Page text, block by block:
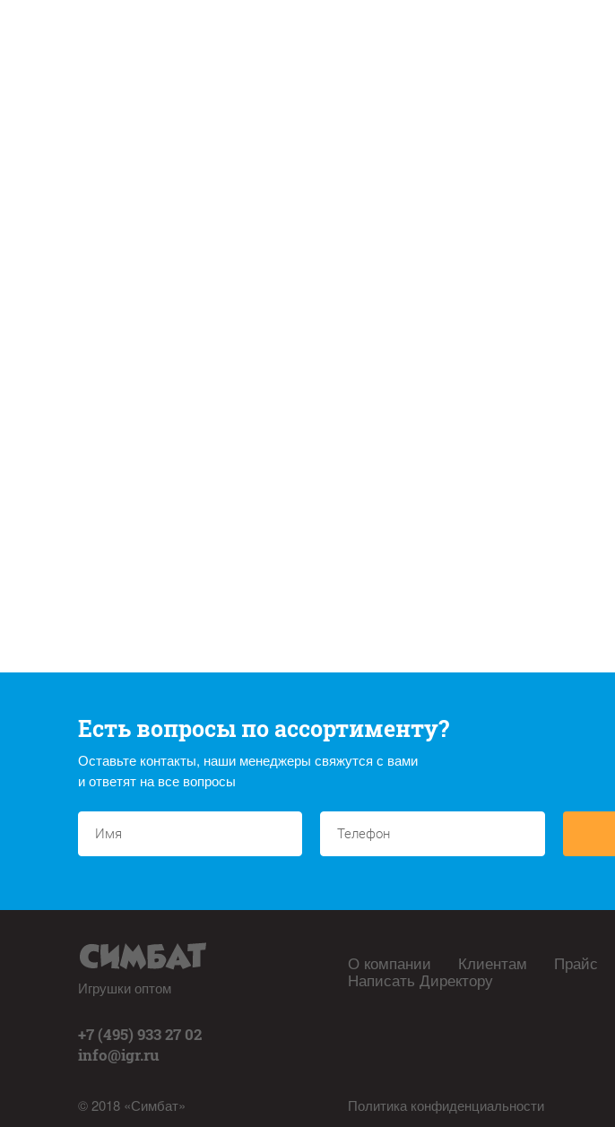
Есть вопросы по ассортименту?
Оставьте контакты, наши менеджеры свяжутся с вами
и ответят на все вопросы
Игрушки оптом
+7 (495) 933 27 02
info@igr.ru
© 2018 «Симбат»
О компании Клиентам Прайс
Написать Директору
Политика конфиденциальности